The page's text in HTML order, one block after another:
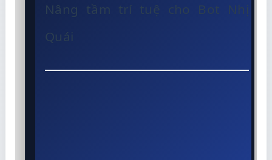
Nâng tầm trí tuệ cho Bot Nhị
Quái